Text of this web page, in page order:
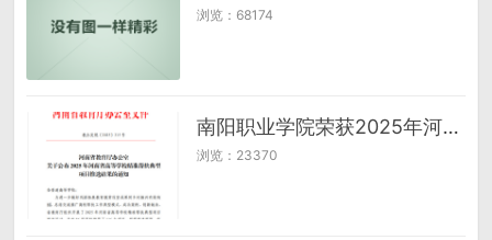
浏览：68174
南阳职业学院荣获2025年河南省高等学校精准帮扶典型项目二等奖
浏览：23370